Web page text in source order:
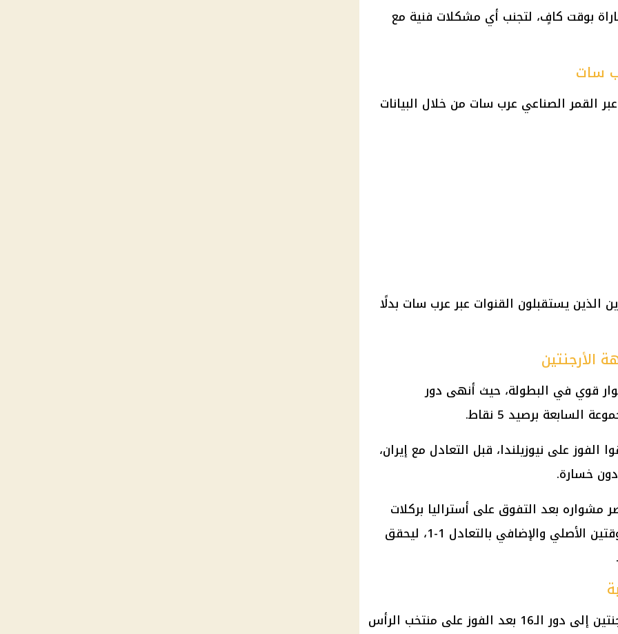
بوقت كافٍ، لتجنب أي مشكلات فنية مع
سات
القمر الصناعي عرب سات من خلال البيانات
الذين يستقبلون القنوات عبر عرب سات بدلًا
الأرجنتين
دور الـ16 بعد مشوار قوي في البطولة، حيث أنهى دور
السابعة برصيد 5 نقاط.
الفوز على نيوزيلندا، قبل التعادل مع إيران،
دون خسارة.
مشواره بعد التفوق على أستراليا بركلات
الترجيح بنتيجة 4-2، عقب انتهاء الوقتين الأصلي والإضافي بالتعادل 1-1، ليحقق
على الجانب الآخر، تأهل منتخب الأرجنتين إلى دور الـ16 بعد الفوز على منتخب الرأس